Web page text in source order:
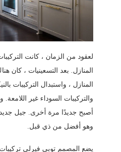
لعقود من الزمان ، كانت
المنازل. بعد التسعينيات ، كان
المنازل ، واستبدال التركيبات
والتركيبات السوداء غير
أصبح جديدًا مرة أخرى. جيل
وهو أفضل من ذي قبل.
يضع المصمم توبي فيرلي